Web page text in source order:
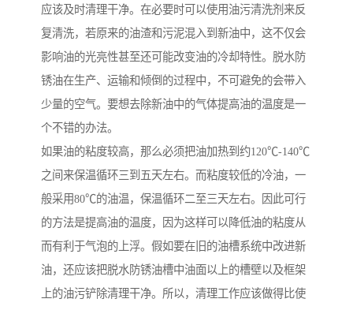
应该及时清理干净。在必要时可以使用油污清洗剂来反
复清洗，若原来的油渣和污泥混入到新油中，这不仅会
影响油的光亮性甚至还可能改变油的冷却特性。脱水防
锈油在生产、运输和倾倒的过程中，不可避免的会带入
少量的空气。要想去除新油中的气体提高油的温度是一
个不错的办法。
如果油的粘度较高，那么必须把油加热到约120℃-140℃
之间来保温循环三到五天左右。而粘度较低的冷油，一
般采用80℃的油温，保温循环二至三天左右。因此可行
的方法是提高油的温度，因为这样可以降低油的粘度从
而有利于气泡的上浮。假如要在旧的油槽系统中改进新
油，还应该把脱水防锈油槽中油面以上的槽壁以及框架
上的油污铲除清理干净。所以，清理工作应该做得比使